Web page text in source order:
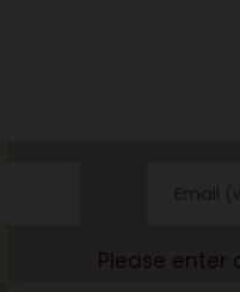
Please enter